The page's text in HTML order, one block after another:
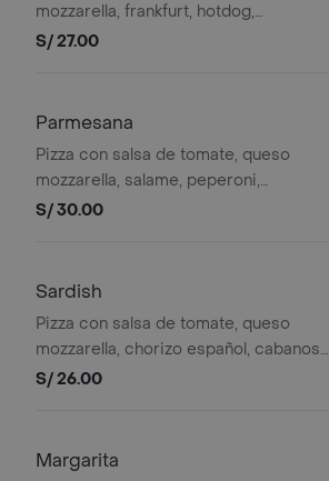
mozzarella, frankfurt, hotdog,
aceitunas y pimiento, 4 slices.
S/ 27.00
Parmesana
Pizza con salsa de tomate, queso
mozzarella, salame, peperoni,
parmesano, aceitunas y pimiento, 4
S/ 30.00
Sardish
Pizza con salsa de tomate, queso
mozzarella, chorizo español, cabanosi,
aceitunas y pimiento, 4 slices.
S/ 26.00
Margarita